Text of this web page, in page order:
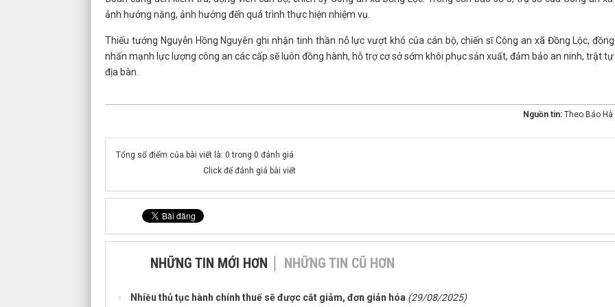
ảnh hưởng nặng, ảnh hưởng đến quá trình thực hiện nhiệm vụ.
Thiếu tướng Nguyễn Hồng Nguyên ghi nhận tinh thần nỗ lực vượt khó của cán bộ, chiến sĩ Công an xã Đồng Lộc,
nhấn mạnh lực lượng công an các cấp sẽ luôn đồng hành, hỗ trợ cơ sở sớm khôi phục sản xuất, đảm bảo an ninh, trật
địa bàn.
Nguồn tin: Theo Báo Hà
Tổng số điểm của bài viết là: 0 trong 0 đánh giá
Click để đánh giá bài viết
NHỮNG TIN MỚI HƠN NHỮNG TIN CŨ HƠN
Nhiều thủ tục hành chính thuế sẽ được cắt giảm, đơn giản hóa (29/08/2025)